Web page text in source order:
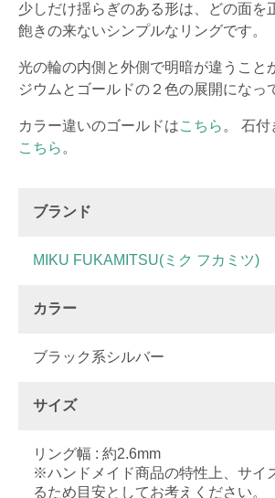
少しだけ揺らぎのある形は、どの面を
飽きの来ないシンプルなリングです。
光の輪の内側と外側で明暗が違うこと
ジウムとゴールドの２色の展開になっ
カラー違いのゴールドはこちら。 石付
こちら。
ブランド
MIKU FUKAMITSU(ミク フカミツ)
カラー
ブラック系シルバー
サイズ
リング幅 : 約2.6mm
※ハンドメイド商品の特性上、サイ
るため目安としてお考えください。